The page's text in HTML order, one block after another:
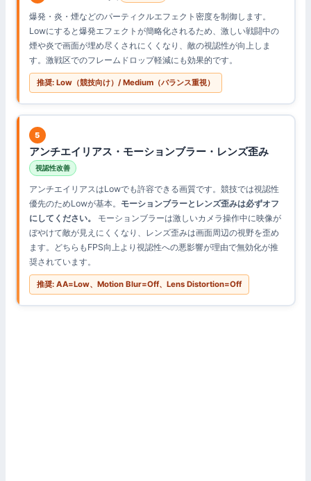
爆発・炎・煙などのパーティクルエフェクト密度を制御します。
Lowにすると爆発エフェクトが簡略化されるため、激しい戦闘中の
煙や炎で画面が埋め尽くされにくくなり、敵の視認性が向上しま
す。激戦区でのフレームドロップ軽減にも効果的です。
推奨: Low（競技向け）/ Medium（バランス重視）
5
アンチエイリアス・モーションブラー・レンズ歪み
視認性改善
アンチエイリアスはLowでも許容できる画質です。競技では視認性
優先のためLowが基本。 モーションブラーとレンズ歪みは必ずオフ
にしてください。
モーションブラーは激しいカメラ操作中に映像が
ぼやけて敵が見えにくくなり、レンズ歪みは画面周辺の視野を歪め
ます。どちらもFPS向上より視認性への悪影響が理由で無効化が推
奨されています。
推奨: AA=Low、Motion Blur=Off、Lens Distortion=Off